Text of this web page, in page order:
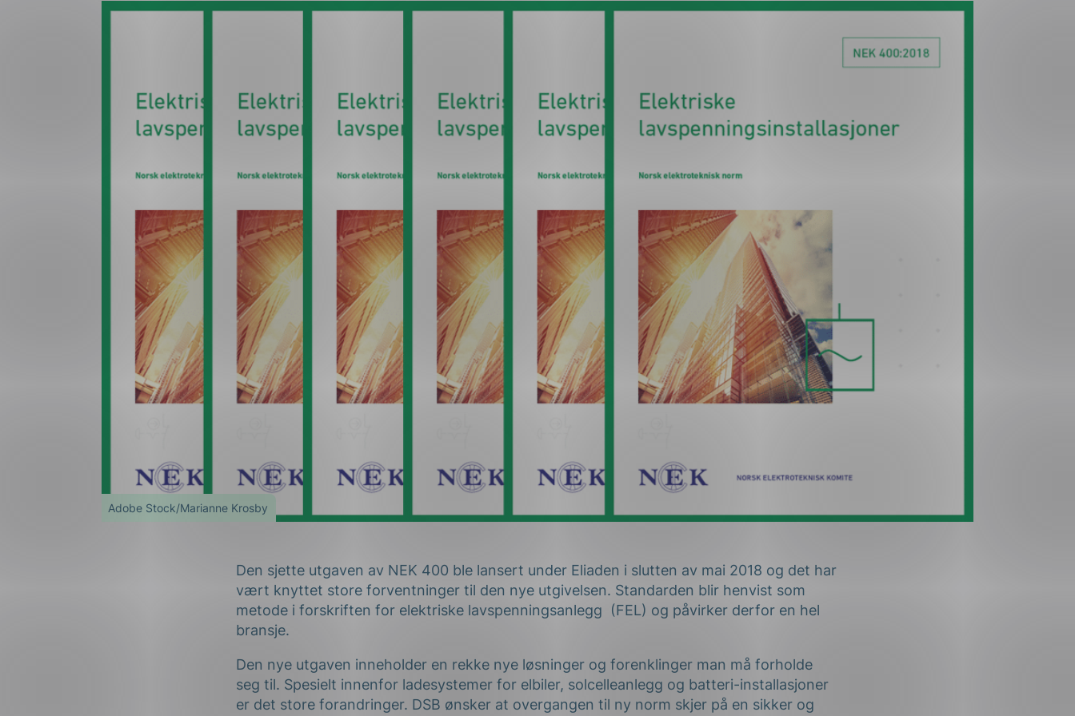
Forsvar og beredskap
Velferdsteknologi
Adobe Stock/Marianne Krosby
Den sjette utgaven av NEK 400 ble lansert under Eliaden i slutten av mai 2018 og det har
vært knyttet store forventninger til den nye utgivelsen. Standarden blir henvist som
metode i forskriften for elektriske lavspenningsanlegg (FEL) og påvirker derfor en hel
bransje.
Den nye utgaven inneholder en rekke nye løsninger og forenklinger man må forholde
seg til. Spesielt innenfor ladesystemer for elbiler, solcelleanlegg og batteri-installasjoner
er det store forandringer. DSB ønsker at overgangen til ny norm skjer på en sikker og